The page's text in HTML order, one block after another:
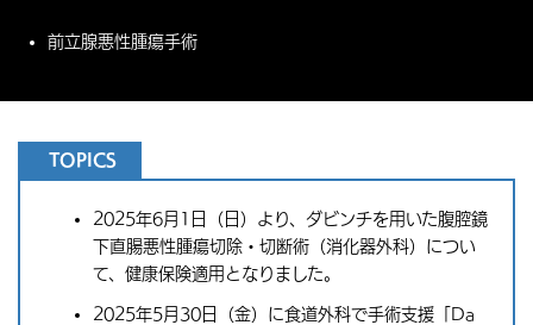
前立腺悪性腫瘍手術
TOPICS
2025年6月1日（日）より、ダビンチを用いた腹腔鏡
下直腸悪性腫瘍切除・切断術（消化器外科）につい
て、健康保険適用となりました。
2025年5月30日（金）に食道外科で手術支援「Da